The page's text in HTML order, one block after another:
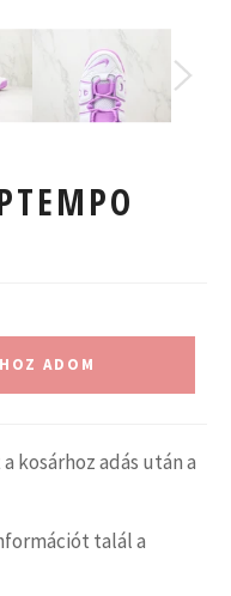
ADOM
kosárhoz adás után a
talál a